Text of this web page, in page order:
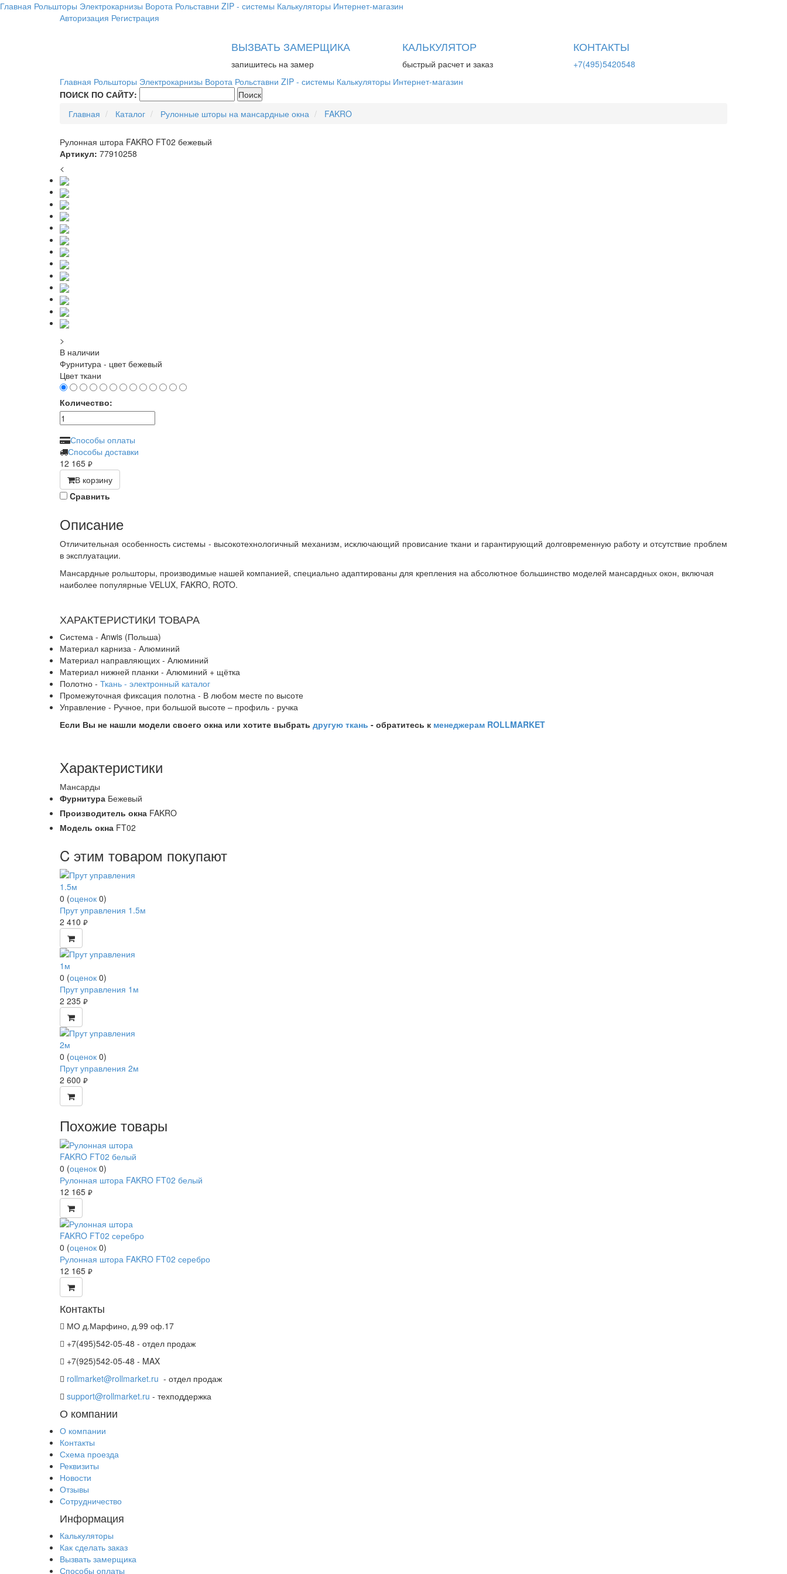
Главная Рольшторы Электрокарнизы Ворота Рольставни ZIP - системы Калькуляторы Интернет-магазин
Авторизация Регистрация
ВЫЗВАТЬ ЗАМЕРЩИКА
запишитесь на замер
КАЛЬКУЛЯТОР
быстрый расчет и заказ
КОНТАКТЫ
+7(495)5420548
Главная Рольшторы Электрокарнизы Ворота Рольставни ZIP - системы Калькуляторы Интернет-магазин
ПОИСК ПО САЙТУ:
Главная
Каталог Рулонные шторы на мансардные окна FAKRO
Рулонная штора FAKRO FT02 бежевый
Артикул: 77910258
<
>
В наличии
Фурнитура - цвет бежевый
Цвет ткани
Количество:
Способы оплаты
Способы доставки
12 165 руб.
В корзину
Cравнить
Описание
Отличительная особенность системы - высокотехнологичный механизм, исключающий провисание ткани и гарантирующий долговременную работу и отсутствие проблем
в эксплуатации.
Мансардные рольшторы, производимые нашей компанией, специально адаптированы для крепления на абсолютное большинство моделей мансардных окон, включая
наиболее популярные VELUX, FAKRO, ROTO.
ХАРАКТЕРИСТИКИ ТОВАРА
Система - Anwis (Польша)
Материал карниза - Алюминий
Материал направляющих - Алюминий
Материал нижней планки - Алюминий + щётка
Полотно - Ткань - электронный каталог
Промежуточная фиксация полотна - В любом месте по высоте
Управление - Ручное, при большой высоте – профиль - ручка
Если Вы не нашли модели своего окна или хотите выбрать другую ткань - обратитесь к менеджерам ROLLMARKET
Характеристики
Мансарды
Фурнитура Бежевый
Производитель окна FAKRO
Модель окна FT02
C этим товаром покупают
0 (оценок 0)
Прут управления 1.5м
2 410 руб.
0 (оценок 0)
Прут управления 1м
2 235 руб.
0 (оценок 0)
Прут управления 2м
2 600 руб.
Похожие товары
0 (оценок 0)
Рулонная штора FAKRO FT02 белый
12 165 руб.
0 (оценок 0)
Рулонная штора FAKRO FT02 серебро
12 165 руб.
Контакты
МО д.Марфино, д.99 оф.17
+7(495)542-05-48 - отдел продаж
+7(925)542-05-48 - MAX
rollmarket@rollmarket.ru - отдел продаж
support@rollmarket.ru - техподдержка
О компании
О компании
Контакты
Схема проезда
Реквизиты
Новости
Отзывы
Сотрудничество
Информация
Калькуляторы
Как сделать заказ
Вызвать замерщика
Способы оплаты